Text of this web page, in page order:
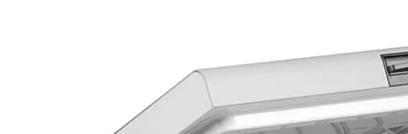
Batteries LIONTRON
Stations électriques portables
Accessoires batteries
Chargeurs de batteries
Séparateurs de batteries